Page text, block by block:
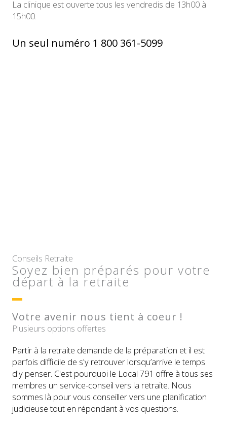
La clinique est ouverte tous les vendredis de 13h00 à
15h00.
Un seul numéro 1 800 361-5099
Conseils Retraite
Soyez bien préparés pour votre
départ à la retraite
Votre avenir nous tient à coeur !
Plusieurs options offertes
Partir à la retraite demande de la préparation et il est
parfois difficile de s'y retrouver lorsqu’arrive le temps
d'y penser. C'est pourquoi le Local 791 offre à tous ses
membres un service-conseil vers la retraite. Nous
sommes là pour vous conseiller vers une planification
judicieuse tout en répondant à vos questions.